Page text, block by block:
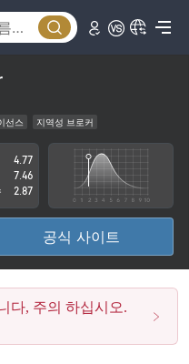
선스
지역성 브로커
음
4.77
7.46
2.87
공식 사이트
다, 주의 하십시오.